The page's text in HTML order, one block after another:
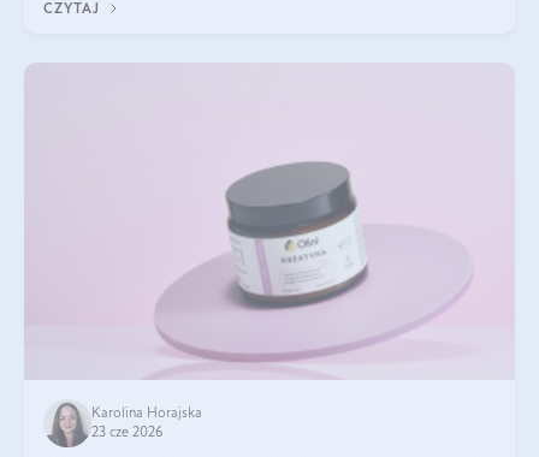
CZYTAJ
Karolina Horajska
23 cze 2026